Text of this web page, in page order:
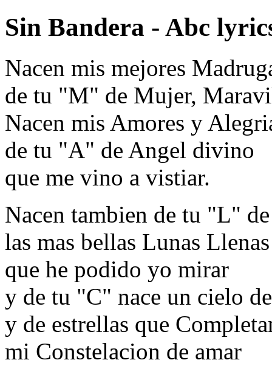
Sin Bandera - Abc
Nacen mis mejores
de tu "M" de Mujer,
Nacen mis Amores y
de tu "A" de Angel divino
que me vino a vistiar.
Nacen tambien de tu "L"
las mas bellas Lunas Llenas
que he podido yo mirar
y de tu "C" nace un cielo
y de estrellas que
mi Constelacion de amar